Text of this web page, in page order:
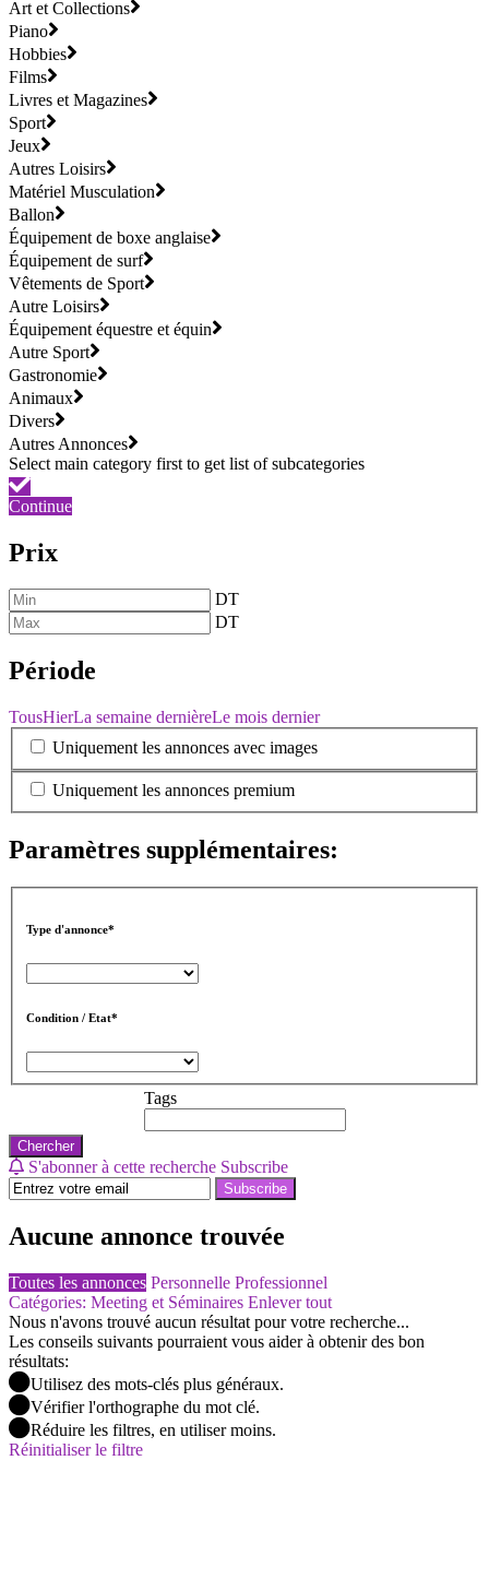
Art et Collections
Piano
Hobbies
Films
Livres et Magazines
Sport
Jeux
Autres Loisirs
Matériel Musculation
Ballon
Équipement de boxe anglaise
Équipement de surf
Vêtements de Sport
Autre Loisirs
Équipement équestre et équin
Autre Sport
Gastronomie
Animaux
Divers
Autres Annonces
Continue
Prix
DT
DT
Période
TousHierLa semaine dernièreLe mois dernier
Uniquement les annonces avec images
Uniquement les annonces premium
Paramètres supplémentaires:
Type d'annonce*
Condition / Etat*
Tags
Chercher
S'abonner à cette recherche Subscribe
Subscribe
Aucune annonce trouvée
Toutes les annonces Personnelle Professionnel
Catégories: Meeting et Séminaires Enlever tout
Nous n'avons trouvé aucun résultat pour votre recherche...
Les conseils suivants pourraient vous aider à obtenir des bon
résultats:
Utilisez des mots-clés plus généraux.
Vérifier l'orthographe du mot clé.
Réduire les filtres, en utiliser moins.
Réinitialiser le filtre